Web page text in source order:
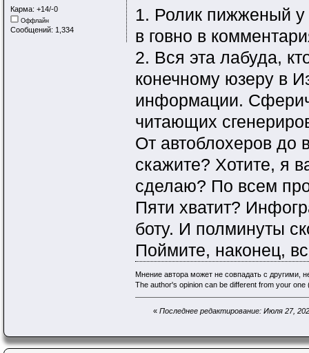
Карма: +14/-0
Оффлайн
Сообщений: 1,334
1. Ролик пижженый у
в говно в
2. Вся эта лабуда,
конечному юзеру в
информации.
читающих
От автоблохеров до
скажите? Хотите, я
сделаю? По всем
Пяти хватит?
боту. И полминуты
Поймите, наконец,
Мнение автора может не совпадать с другими,
The author's opinion can be different from your
« Последнее редактирование: Июля 27,